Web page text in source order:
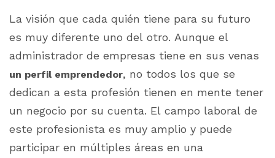
La visión que cada quién tiene para su futuro
es muy diferente uno del otro. Aunque el
administrador de empresas tiene en sus venas
un perfil emprendedor, no todos los que se
dedican a esta profesión tienen en mente tener
un negocio por su cuenta. El campo laboral de
este profesionista es muy amplio y puede
participar en múltiples áreas en una